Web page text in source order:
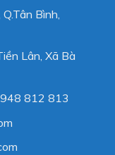
Bình,
Lân, Xã Bà
812 813